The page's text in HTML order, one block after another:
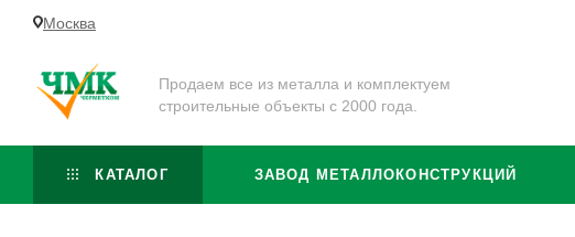
Москва
Продаем все из металла и комплектуем
строительные объекты с 2000 года.
КАТАЛОГ ЗАВОД МЕТАЛЛОКОНСТРУКЦИЙ